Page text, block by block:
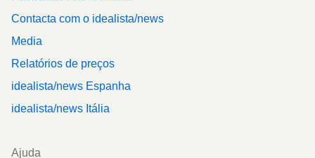
Contacta com o idealista/news
Media
Relatórios de preços
idealista/news Espanha
idealista/news Itália
Ajuda